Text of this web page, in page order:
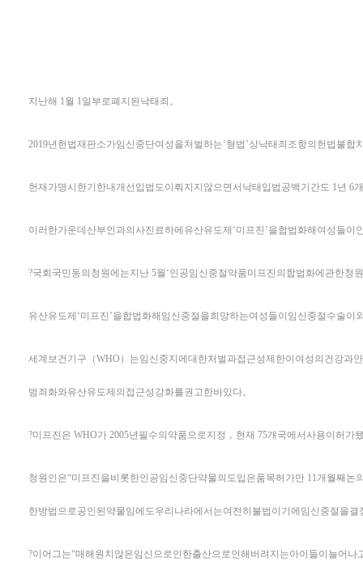
지난해 1월 1일부로폐지된낙태죄。
2019년헌법재판소가임신중단여성을처벌하는‘형법’상낙태죄조항의헌법불합
헌재가명시한기한내개선입법도이뤄지지않으면서낙태입법공백기간도 1년 6
이러한가운데산부인과의사진료하에유산유도제‘미프진’을합법화해여성들
?국회국민동의청원에는지난 5월‘인공임신중절약품미프진의합법화에관한청
유산유도제‘미프진’을합법화해임신중절을희망하는여성들이임신중절수술
세계보건기구（WHO）는임신중지에대한처벌과접근성제한이여성의건강과
범죄화와유산유도제의접근성강화를권고한바있다。
?미프진은 WHO가 2005년필수의약품으로지정，현재 75개국에서사용이허
청원인은“미프진을비롯한인공임신중단약물의도입은품목허가만 11개월째
한방법으로공인된약물임에도우리나라에서는여전히불법이기에임신중절을
?이어그는“매해원치않은임신으로인한출산으로인해버려지는아이들이늘어